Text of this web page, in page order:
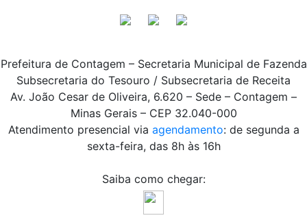
Prefeitura de Contagem – Secretaria Municipal de Fazenda
Subsecretaria do Tesouro / Subsecretaria de Receita
Av. João Cesar de Oliveira, 6.620 – Sede – Contagem –
Minas Gerais – CEP 32.040-000
Atendimento presencial via agendamento: de segunda a
sexta-feira, das 8h às 16h
Saiba como chegar: